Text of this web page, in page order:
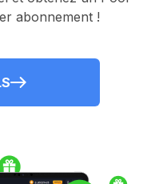
abonnement !